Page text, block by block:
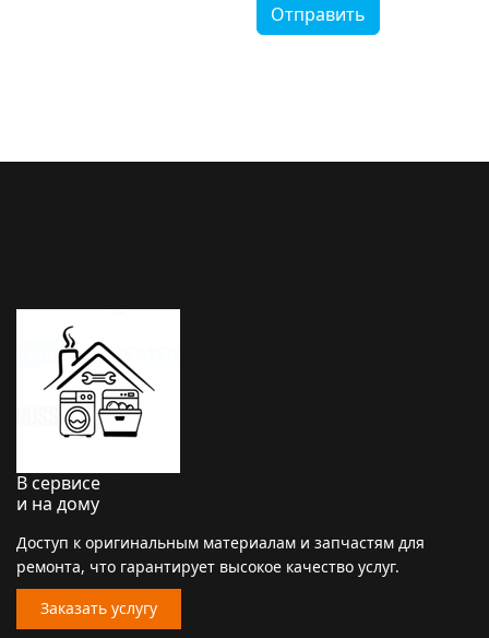
Отправить
В сервисе
и на дому
Доступ к оригинальным материалам и запчастям для
ремонта, что гарантирует высокое качество услуг.
Заказать услугу